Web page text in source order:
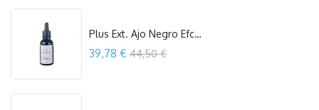
Plus Ext. Ajo Negro Efcan Eco Cebolla...
Precio
39,78 € 44,50 €